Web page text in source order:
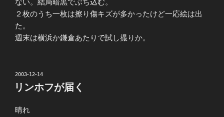
２枚のうち一枚は擦り傷キズが多かったけど一応絵は出
た。
週末は横浜か鎌倉あたりで試し撮りか。
投
稿
日:
2003-12-14
リンホフが届く
晴れ